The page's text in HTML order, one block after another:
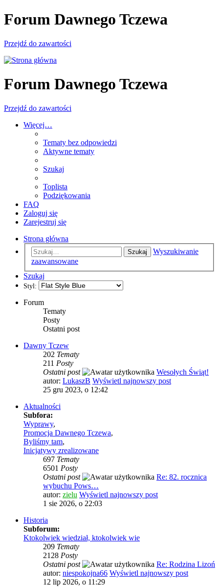
Forum Dawnego Tczewa
Przejdź do zawartości
Forum Dawnego Tczewa
Przejdź do zawartości
Więcej…
Tematy bez odpowiedzi
Aktywne tematy
Szukaj
Toplista
Podziękowania
FAQ
Zaloguj się
Zarejestruj się
Strona główna
Szukaj
Wyszukiwanie
zaawansowane
Szukaj
Styl:
Forum
Tematy
Posty
Ostatni post
Dawny Tczew
202 Tematy
211 Posty
Ostatni post
Wesołych Świąt!
autor: LukaszB Wyświetl najnowszy post
25 gru 2023, o 12:42
Aktualności
Subfora:
Wyprawy,
Promocja Dawnego Tczewa,
Byliśmy tam,
Inicjatywy zrealizowane
697 Tematy
6501 Posty
Ostatni post
Re: 82. rocznica
wybuchu Pows…
autor: zielu Wyświetl najnowszy post
1 sie 2026, o 22:03
Historia
Subforum:
Ktokolwiek wiedział, ktokolwiek wie
209 Tematy
2128 Posty
Ostatni post
Re: Rodzina Lizoń
autor: niespokojna66 Wyświetl najnowszy post
12 lip 2026, o 11:29